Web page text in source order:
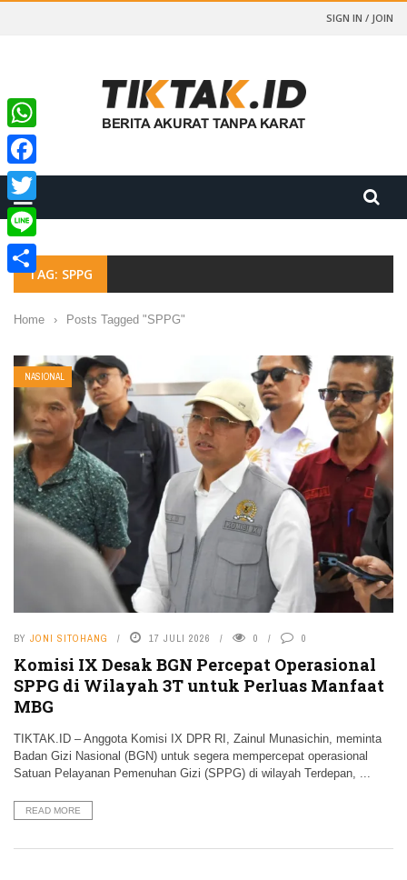
SIGN IN / JOIN
TAG: SPPG
Home › Posts Tagged "SPPG"
NASIONAL
BY JONI SITOHANG 17 JULI 2026 0 0
Komisi IX Desak BGN Percepat Operasional
SPPG di Wilayah 3T untuk Perluas Manfaat
MBG
TIKTAK.ID – Anggota Komisi IX DPR RI, Zainul Munasichin, meminta
Badan Gizi Nasional (BGN) untuk segera mempercepat operasional
Satuan Pelayanan Pemenuhan Gizi (SPPG) di wilayah Terdepan, ...
READ MORE
WhatsApp
Facebook
Twitter
Line